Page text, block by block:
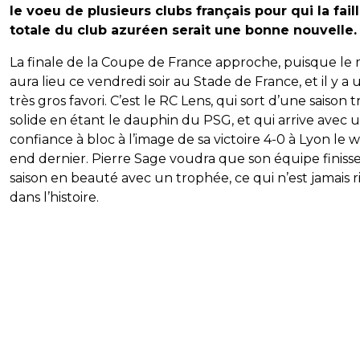
le voeu de plusieurs clubs français pour qui la
totale du club azuréen serait une bonne nouvelle.
La finale de la Coupe de France approche, puisque le
aura lieu ce vendredi soir au Stade de France, et il y a
très gros favori. C’est le RC Lens, qui sort d’une saison
solide en étant le dauphin du PSG, et qui arrive avec
confiance à bloc à l’image de sa victoire 4-0 à Lyon le
end dernier. Pierre Sage voudra que son équipe
saison en beauté avec un trophée, ce qui n’est jamais
dans l’histoire.